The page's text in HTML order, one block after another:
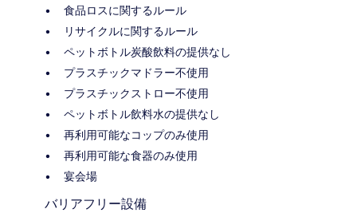
食品ロスに関するルール
リサイクルに関するルール
ペットボトル炭酸飲料の提供なし
プラスチックマドラー不使用
プラスチックストロー不使用
ペットボトル飲料水の提供なし
再利用可能なコップのみ使用
再利用可能な食器のみ使用
宴会場
バリアフリー設備